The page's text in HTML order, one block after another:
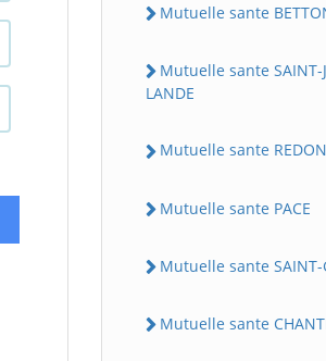
Mutuelle sante
Mutuelle sante SAINT-
LANDE
Mutuelle sante REDON
Mutuelle sante PACE
Mutuelle sante SAINT-
Mutuelle sante